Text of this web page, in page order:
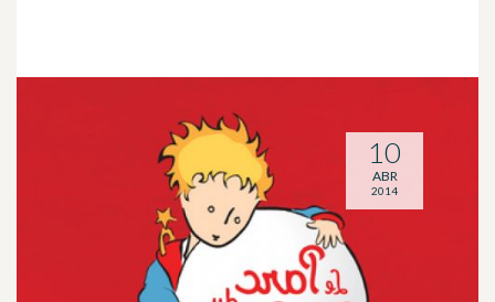
10
ABR
2014